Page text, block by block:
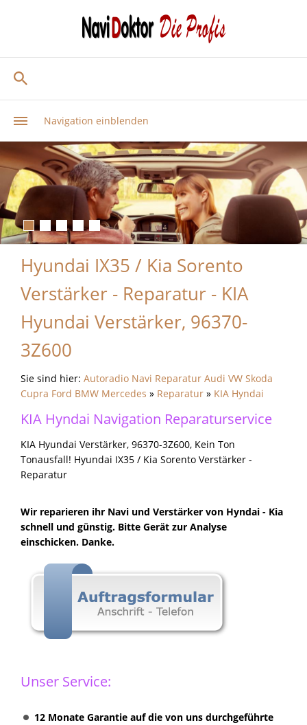
Navigation einblenden
Hyundai IX35 / Kia Sorento
Verstärker - Reparatur - KIA
Hyundai Verstärker, 96370-
3Z600
Sie sind hier: Autoradio Navi Reparatur Audi VW Skoda
Cupra Ford BMW Mercedes » Reparatur » KIA Hyndai
KIA Hyndai Navigation Reparaturservice
KIA Hyundai Verstärker, 96370-3Z600, Kein Ton
Tonausfall! Hyundai IX35 / Kia Sorento Verstärker -
Reparatur
Wir reparieren ihr Navi und Verstärker von Hyndai - Kia
schnell und günstig. Bitte Gerät zur Analyse
einschicken. Danke.
Unser Service:
12 Monate Garantie auf die von uns durchgeführte